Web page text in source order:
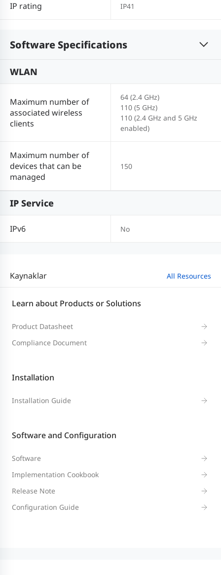
IP rating IP41
Software Specifications
WLAN
Maximum number of
associated wireless
clients
64 (2.4 GHz)
110 (5 GHz)
110 (2.4 GHz and 5 GHz
enabled)
Maximum number of
devices that can be
managed
150
IP Service
IPv6 No
Kaynaklar All Resources
Learn about Products or Solutions
Product Datasheet
Compliance Document
Installation
Installation Guide
Software and Configuration
Software
Implementation Cookbook
Release Note
Configuration Guide